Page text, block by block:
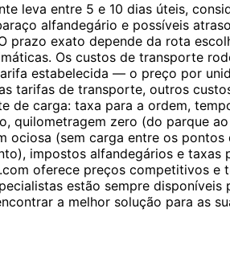
leva entre 5 e 10 dias úteis,
alfandegário e possíveis
prazo exato depende da rota
Os custos de transporte
estabelecida — o preço por
tarifas de transporte, outros
de carga: taxa para a ordem,
quilometragem zero (do parque
ociosa (sem carga entre os pontos
impostos alfandegários e taxas
oferece preços competitivos e
estão sempre disponíveis
a melhor solução para as